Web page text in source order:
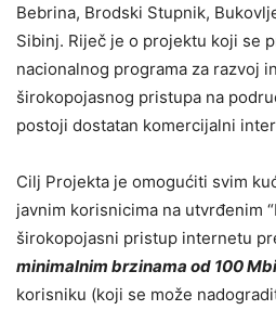
Bebrina, Brodski Stupnik,
Sibinj. Riječ je o projektu koji se
nacionalnog programa za razvoj
širokopojasnog pristupa na
postoji dostatan komercijalni
Cilj Projekta je omogućiti svim
javnim korisnicima na utvrđenim
širokopojasni pristup internetu
minimalnim brzinama od 100
korisniku (koji se može